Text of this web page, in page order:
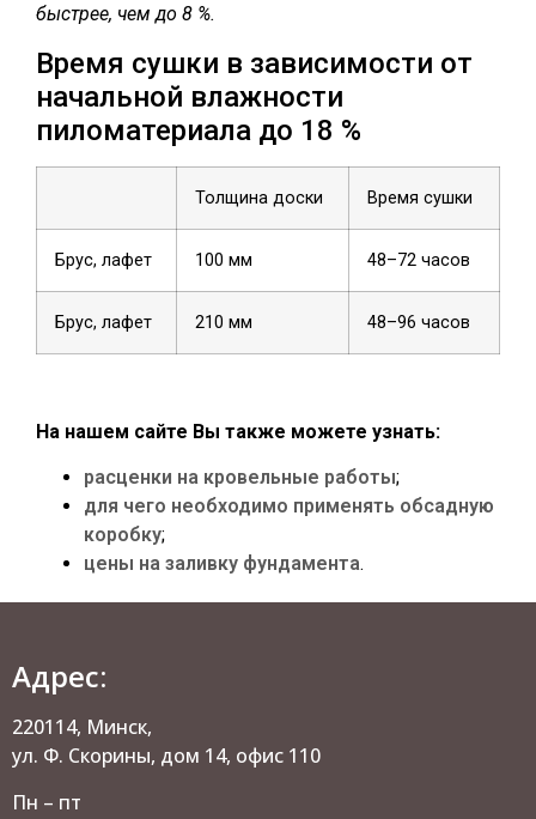
быстрее, чем до 8 %.
Время сушки в зависимости от
начальной влажности
пиломатериала до 18 %
Толщина доски Время сушки
Брус, лафет 100 мм 48–72 часов
Брус, лафет 210 мм 48–96 часов
На нашем сайте Вы также можете узнать:
расценки на кровельные работы;
для чего необходимо применять обсадную
коробку;
цены на заливку фундамента.
Адрес:
220114, Минск,
ул. Ф. Скорины, дом 14, офис 110
Пн – пт